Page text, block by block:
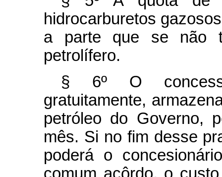
hidrocarburetos
a parte que se não
petrolífero.
§ 6º O
gratuitamente,
petróleo do Governo,
mês. Si no fim desse
poderá o